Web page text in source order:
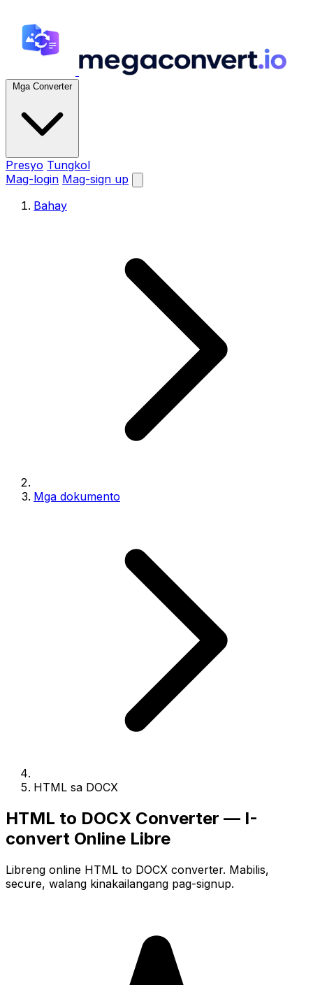
Mga Converter
Presyo Tungkol
Mag-login Mag-sign up
Bahay
Mga dokumento
HTML sa DOCX
HTML to DOCX Converter — I-
convert Online Libre
Libreng online HTML to DOCX converter. Mabilis,
secure, walang kinakailangang pag-signup.